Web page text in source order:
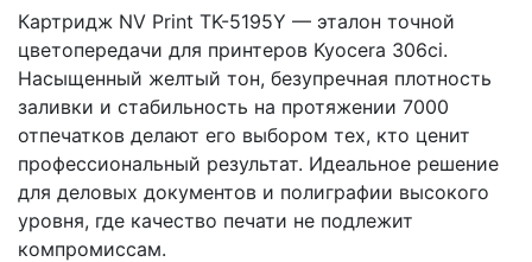
Картридж NV Print TK-5195Y — эталон точной
цветопередачи для принтеров Kyocera 306ci.
Насыщенный желтый тон, безупречная плотность
заливки и стабильность на протяжении 7000
отпечатков делают его выбором тех, кто ценит
профессиональный результат. Идеальное решение
для деловых документов и полиграфии высокого
уровня, где качество печати не подлежит
компромиссам.